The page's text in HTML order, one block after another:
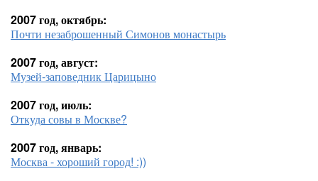
2007 год, октябрь:
Почти незаброшенный Симонов монастырь
2007 год, август:
Музей-заповедник Царицыно
2007 год, июль:
Откуда совы в Москве?
2007 год, январь:
Москва - хороший город! :))